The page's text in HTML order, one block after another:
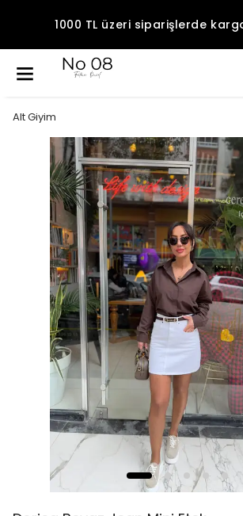
1000 TL üzeri siparişlerde
Alt Giyim